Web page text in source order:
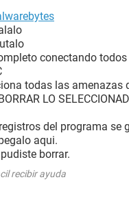
conectando todos
todas las amenazas
LO
del programa se
aqui.
borrar.
recibir ayuda